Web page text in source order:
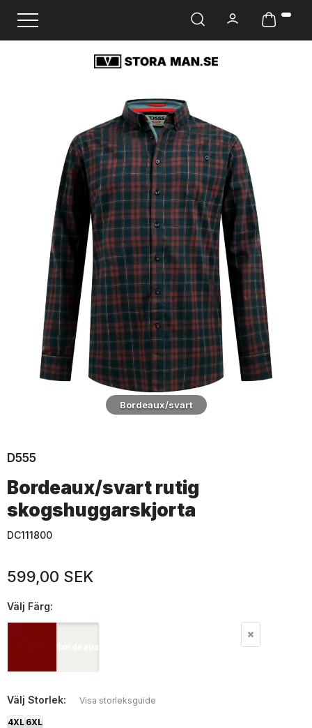
Ändra navigering
Bordeaux/svart
D555
Bordeaux/svart rutig
skogshuggarskjorta
DC111800
599,00 SEK
Välj Färg:
Bordeaux
Välj Storlek: Visa storleksguide
4XL 6XL